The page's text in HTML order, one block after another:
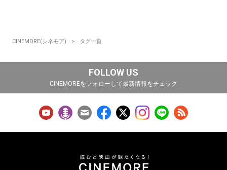
CINEMORE(シネモア) タグ一覧
FOLLOW US
CINEMOREをフォローして最新情報をチェック